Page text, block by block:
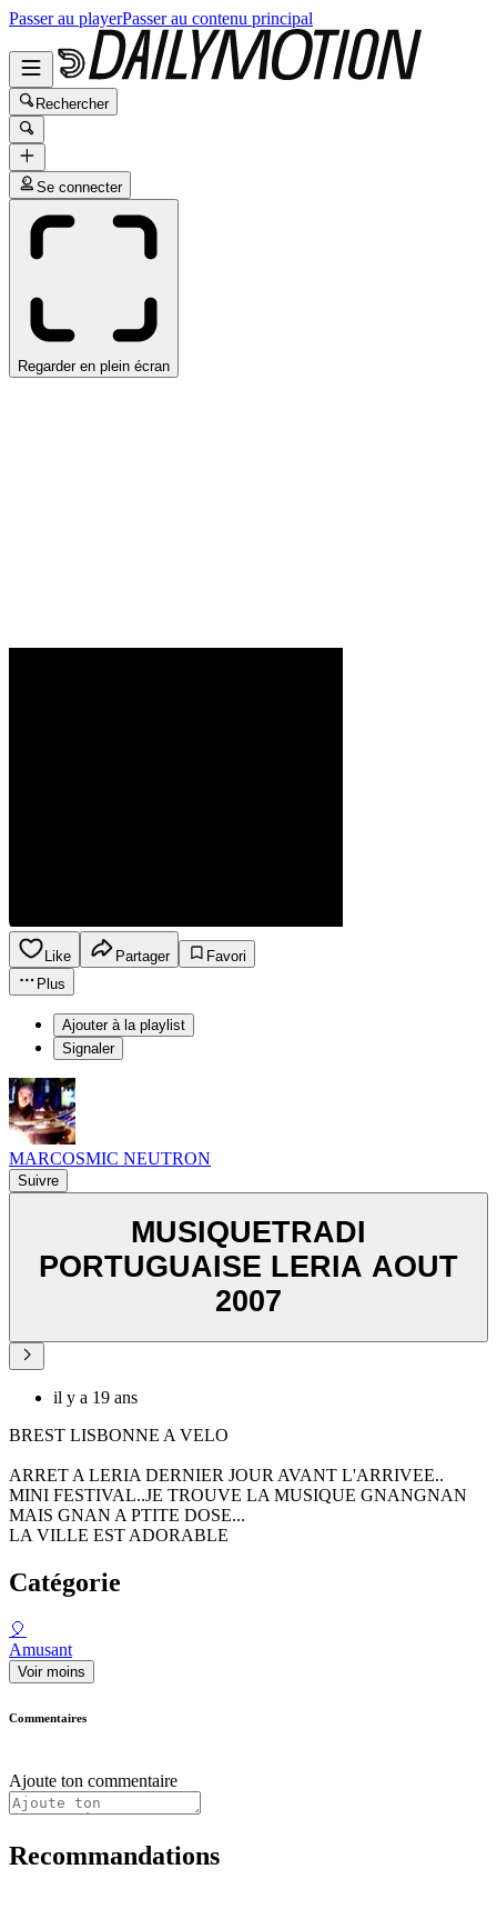
Passer au playerPasser au contenu principal
Rechercher
Se connecter
Regarder en plein écran
Like Partager
Favori
Plus
Ajouter à la playlist
Signaler
MARCOSMIC NEUTRON
Suivre
MUSIQUETRADI
PORTUGUAISE LERIA AOUT
2007
il y a 19 ans
BREST LISBONNE A VELO
ARRET A LERIA DERNIER JOUR AVANT L'ARRIVEE..
MINI FESTIVAL..JE TROUVE LA MUSIQUE GNANGNAN
MAIS GNAN A PTITE DOSE...
LA VILLE EST ADORABLE
Catégorie
🎈
Amusant
Voir moins
Commentaires
Ajoute ton commentaire
Recommandations